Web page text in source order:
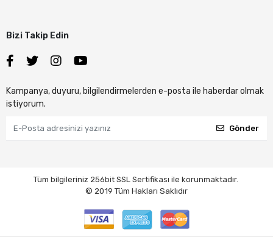
Bizi Takip Edin
Kampanya, duyuru, bilgilendirmelerden e-posta ile haberdar olmak
istiyorum.
Gönder
Tüm bilgileriniz 256bit SSL Sertifikası ile korunmaktadır.
© 2019 Tüm Hakları Saklıdır